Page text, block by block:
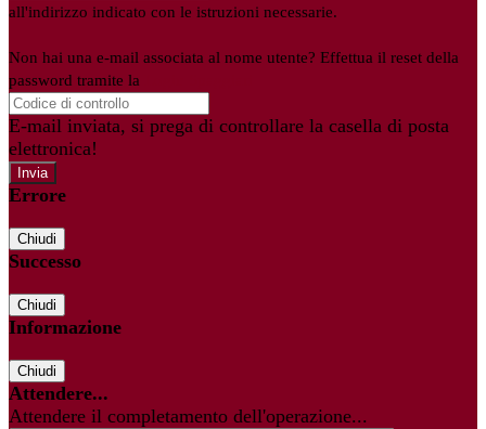
all'indirizzo indicato con le istruzioni necessarie.
Non hai una e-mail associata al nome utente? Effettua il reset della
password tramite la
E-mail inviata, si prega di controllare la casella di posta
elettronica!
Errore
Chiudi
Successo
Chiudi
Informazione
Chiudi
Attendere...
Attendere il completamento dell'operazione...